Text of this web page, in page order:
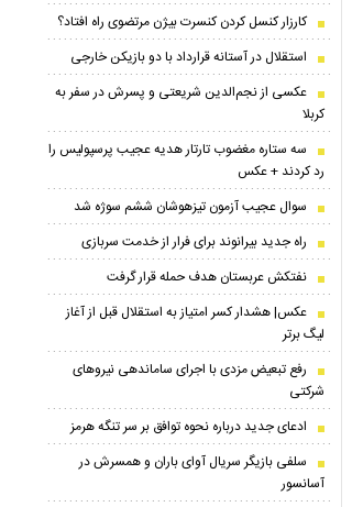
کارزار کنسل کردن کنسرت بیژن مرتضوی راه افتاد؟
استقلال در آستانه قرارداد با دو بازیکن خارجی
عکسی از نجم‌الدین شریعتی و پسرش در سفر به
کربلا
سه ستاره مغضوب تارتار هدیه عجیب پرسپولیس را
رد کردند + عکس
سوال عجیب آزمون تیزهوشان ششم سوژه شد
راه جدید بیرانوند برای فرار از خدمت سربازی
نفتکش عربستان هدف حمله قرار گرفت
عکس| هشدار کسر امتیاز به استقلال قبل از آغاز
لیگ برتر
رفع تبعیض مزدی با اجرای ساماندهی نیروهای
شرکتی
ادعای جدید درباره نحوه توافق بر سر تنگه هرمز
سلفی بازیگر سریال آوای باران و همسرش در
آسانسور